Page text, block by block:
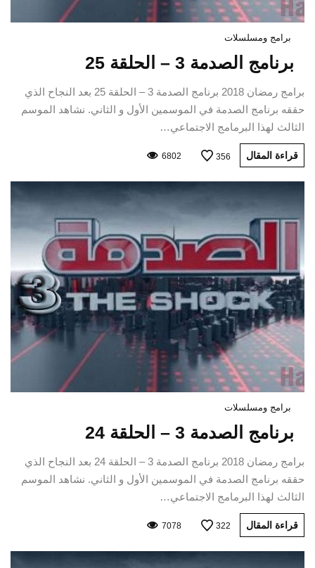
برامج ومسلسلات
برنامج الصدمة 3 – الحلقة 25
برامج رمضان 2018 برنامج الصدمة 3 – الحلقة 25 بعد النجاح الذي
حققه برنامج الصدمة في الموسمين الأول و الثاني. نشاهد الموسم
الثالث لهذا البرمامج الاجتماعي…
قراءة المقال 356
6802
برامج ومسلسلات
برنامج الصدمة 3 – الحلقة 24
برامج رمضان 2018 برنامج الصدمة 3 – الحلقة 24 بعد النجاح الذي
حققه برنامج الصدمة في الموسمين الأول و الثاني. نشاهد الموسم
الثالث لهذا البرمامج الاجتماعي…
قراءة المقال 322
7078